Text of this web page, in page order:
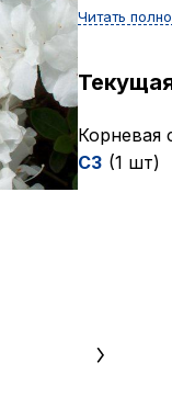
Читать
Корневая
C3 (1 шт)